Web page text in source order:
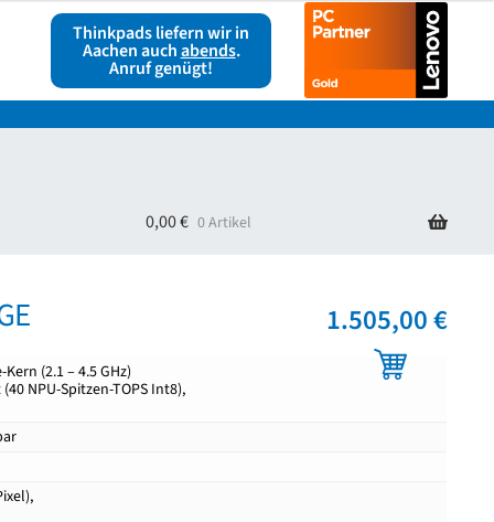
Thinkpads liefern wir in
Aachen auchabends.
Anruf genügt!
Warenkorb
0,00€ 0 Artikel
1.505,00€
(2.1 – 4.5 GHz)
NPU-Spitzen-TOPS Int8),